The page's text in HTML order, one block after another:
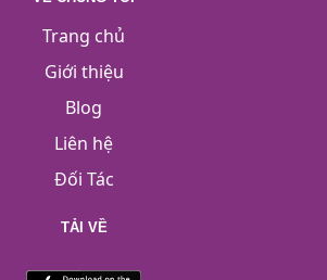
Trang chủ
Giới thiệu
Blog
Liên hệ
Đối Tác
TẢI VỀ